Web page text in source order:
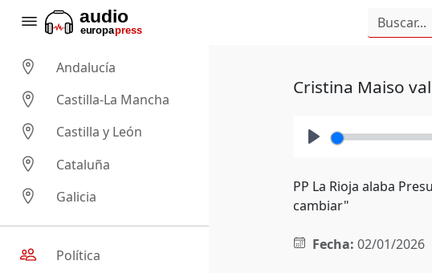
Andalucía
Castilla-La Mancha
Castilla y León
Cataluña
Galicia
Política
Cristina Maiso
PP La Rioja alaba
cambiar"
Fecha: 02/01/2026